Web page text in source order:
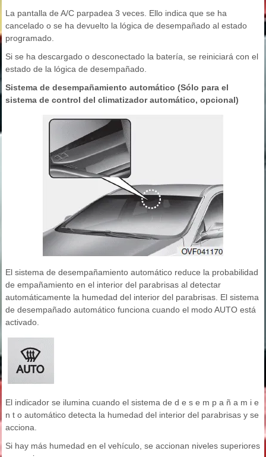
La pantalla de A/C parpadea 3 veces. Ello indica que se ha
cancelado o se ha devuelto la lógica de desempañado al estado
programado.
Si se ha descargado o desconectado la batería, se reiniciará con el
estado de la lógica de desempañado.
Sistema de desempañamiento automático (Sólo para el
sistema de control del climatizador automático, opcional)
El sistema de desempañamiento automático reduce la probabilidad
de empañamiento en el interior del parabrisas al detectar
automáticamente la humedad del interior del parabrisas. El sistema
de desempañado automático funciona cuando el modo AUTO está
activado.
El indicador se ilumina cuando el sistema de d e s e m p a ñ a m i e
n t o automático detecta la humedad del interior del parabrisas y se
acciona.
Si hay más humedad en el vehículo, se accionan niveles superiores